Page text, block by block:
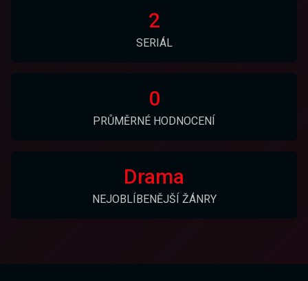
2
SERIÁL
0
PRŮMĚRNÉ HODNOCENÍ
Drama
NEJOBLÍBENĚJŠÍ ŽÁNRY